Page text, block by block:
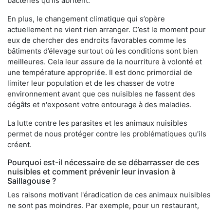
En plus, le changement climatique qui s’opère
actuellement ne vient rien arranger. C’est le moment pour
eux de chercher des endroits favorables comme les
bâtiments d’élevage surtout où les conditions sont bien
meilleures. Cela leur assure de la nourriture à volonté et
une température appropriée. Il est donc primordial de
limiter leur population et de les chasser de votre
environnement avant que ces nuisibles ne fassent des
dégâts et n'exposent votre entourage à des maladies.
La lutte contre les parasites et les animaux nuisibles
permet de nous protéger contre les problématiques qu'ils
créent.
Pourquoi est-il nécessaire de se débarrasser de ces
nuisibles et comment prévenir leur invasion à
Saillagouse ?
Les raisons motivant l'éradication de ces animaux nuisibles
ne sont pas moindres. Par exemple, pour un restaurant,